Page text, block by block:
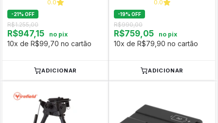
0.0
-21% OFF
R$1.255,00
R$947,15 no pix
10x de R$99,70 no cartão
ADICIONAR
0.0
-19% OFF
R$990,00
R$759,05 no pix
10x de R$79,90 no cartão
ADICIONAR